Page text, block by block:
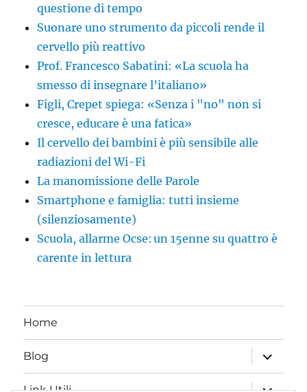
questione di tempo
Suonare uno strumento da piccoli rende il
cervello più reattivo
Prof. Francesco Sabatini: «La scuola ha
smesso di insegnare l’italiano»
Figli, Crepet spiega: «Senza i "no" non si
cresce, educare è una fatica»
Il cervello dei bambini è più sensibile alle
radiazioni del Wi-Fi
La manomissione delle Parole
Smartphone e famiglia: tutti insieme
(silenziosamente)
Scuola, allarme Ocse: un 15enne su quattro è
carente in lettura
Home
Blog
apri
i
menu
child
apri